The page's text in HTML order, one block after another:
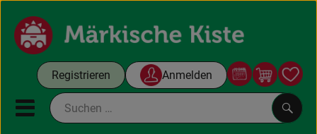
Registrieren Anmelden
Mobiles Menu öffnen oder